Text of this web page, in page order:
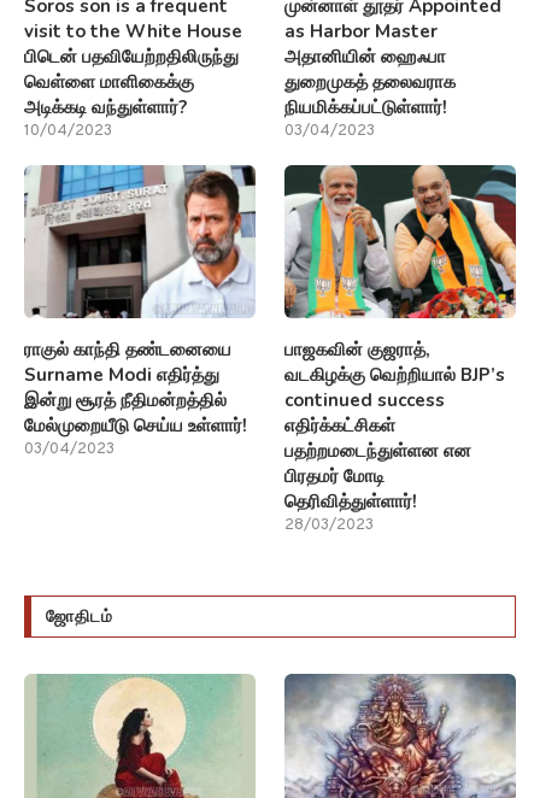
Soros son is a frequent
visit to the White House
பிடென் பதவியேற்றதிலிருந்து
வெள்ளை மாளிகைக்கு
அடிக்கடி வந்துள்ளார்?
10/04/2023
முன்னாள் தூதர் Appointed
as Harbor Master
அதானியின் ஹைஃபா
துறைமுகத் தலைவராக
நியமிக்கப்பட்டுள்ளார்!
03/04/2023
ராகுல் காந்தி தண்டனையை
Surname Modi எதிர்த்து
இன்று சூரத் நீதிமன்றத்தில்
மேல்முறையீடு செய்ய உள்ளார்!
03/04/2023
பாஜகவின் குஜராத்,
வடகிழக்கு வெற்றியால் BJP’s
continued success
எதிர்க்கட்சிகள்
பதற்றமடைந்துள்ளன என
பிரதமர் மோடி
தெரிவித்துள்ளார்!
28/03/2023
ஜோதிடம்